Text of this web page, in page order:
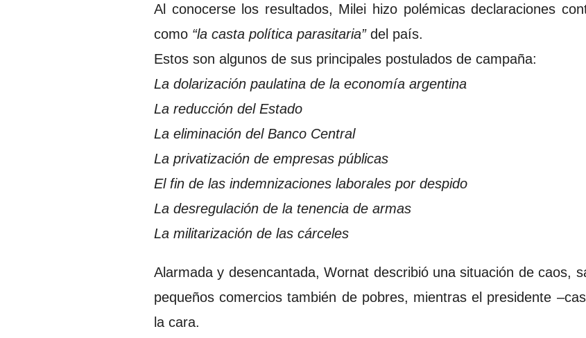
Al conocerse los resultados, Milei hizo polémicas declaraciones
como “la casta política parasitaria”del país.
Estos son algunos de sus principales postulados de campaña:
La dolarización paulatina de la economía argentina
La reducción del Estado
La eliminación del Banco Central
La privatización de empresas públicas
El fin de las indemnizaciones laborales por despido
La desregulación de la tenencia de armas
La militarización de las cárceles
Alarmada y desencantada, Wornat describió una situación de caos,
pequeños comercios también de pobres, mientras el presidente
la cara.